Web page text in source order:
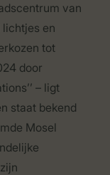
van
en
tot
door
– ligt
staat bekend
Mosel